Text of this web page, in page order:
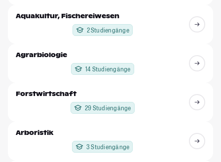
Aquakultur, Fischereiwesen
2 Studiengänge
Agrarbiologie
14 Studiengänge
Forstwirtschaft
29 Studiengänge
Arboristik
3 Studiengänge